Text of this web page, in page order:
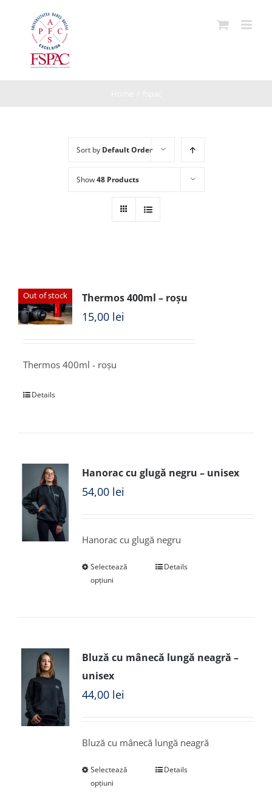
Sort by Default Order
Show48 Products
Out of stock Thermos 400ml – roșu
15,00 lei
Thermos 400ml - roșu
Details
Hanorac cu glugă negru – unisex
54,00 lei
Hanorac cu glugă negru
Selectează
opțiuni
Details
Bluză cu mânecă lungă neagră –
unisex
44,00 lei
Bluză cu mânecă lungă neagră
Selectează
opțiuni
Details